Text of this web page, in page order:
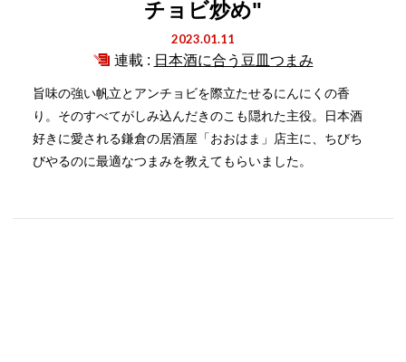
チョビ炒め"
2023.01.11
連載 : 日本酒に合う豆皿つまみ
旨味の強い帆立とアンチョビを際立たせるにんにくの香
り。そのすべてがしみ込んだきのこも隠れた主役。日本酒
好きに愛される鎌倉の居酒屋「おおはま」店主に、ちびち
びやるのに最適なつまみを教えてもらいました。